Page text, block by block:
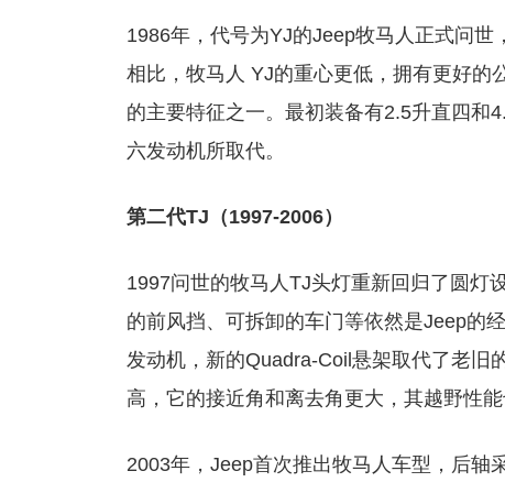
1986年，代号为YJ的Jeep牧马人正式问
相比，牧马人 YJ的重心更低，拥有更好的
的主要特征之一。最初装备有2.5升直四和
六发动机所取代。
第二代TJ（1997-2006）
1997问世的牧马人TJ头灯重新回归了圆灯
的前风挡、可拆卸的车门等依然是Jeep的
发动机，新的Quadra-Coil悬架取代了老旧
高，它的接近角和离去角更大，其越野性能
2003年，Jeep首次推出牧马人车型，后轴